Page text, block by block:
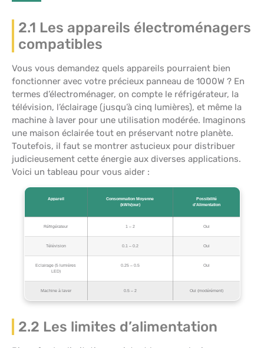
2.1 Les appareils électroménagers
compatibles
Vous vous demandez quels appareils pourraient bien
fonctionner avec votre précieux panneau de 1000W ? En
termes d’électroménager, on compte le réfrigérateur, la
télévision, l’éclairage (jusqu’à cinq lumières), et même la
machine à laver pour une utilisation modérée. Imaginons
une maison éclairée tout en préservant notre planète.
Toutefois, il faut se montrer astucieux pour distribuer
judicieusement cette énergie aux diverses applications.
Voici un tableau pour vous aider :
Appareil
Consommation Moyenne
(kWh/jour)
Possibilité
d’Alimentation
Réfrigérateur 1 – 2 Oui
Télévision 0.1 – 0.2 Oui
Eclairage (5 lumières
LED)
0.25 – 0.5 Oui
Machine à laver 0.5 – 2 Oui (modérément)
2.2 Les limites d’alimentation